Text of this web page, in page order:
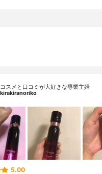
コスメと口コミが大好きな専業主婦
kirakiranoriko
5.00